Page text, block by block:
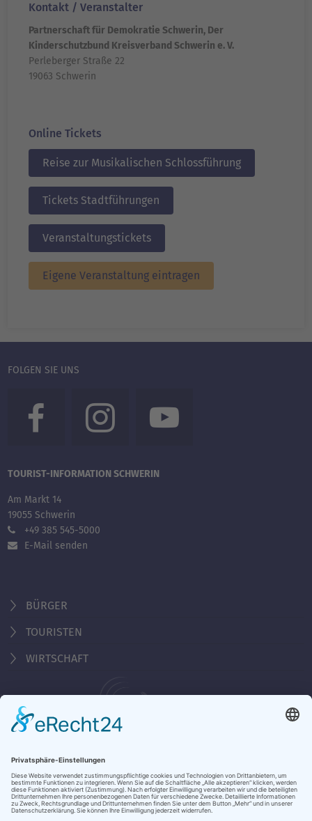
Kontakt / Veranstalter
Partnerschaft für Demokratie Schwerin, Der
Kinderschutzbund Kreisverband Schwerin e. V.
Perleberger Straße 22
19063 Schwerin
Online Tickets
Reise zur Musikalischen Schlossführung
Tickets Stadtführungen
Veranstaltungstickets
Eigene Veranstaltung eintragen
FOLGEN SIE UNS
TOURIST-INFORMATION SCHWERIN
Am Markt 14
19055 Schwerin
+49 385 545-5000
E-Mail senden
BÜRGER
TOURISTEN
WIRTSCHAFT
Montag - Freitag 10:00 - 18:00 Uhr
Samstag, Sonntag, Feiertag 10:00 - 15:00 Uhr